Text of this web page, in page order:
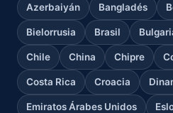
Azerbaiyán Bangladés
Bielorrusia Brasil
Chile China Chipre
Costa Rica Croacia
Emiratos Árabes Unidos